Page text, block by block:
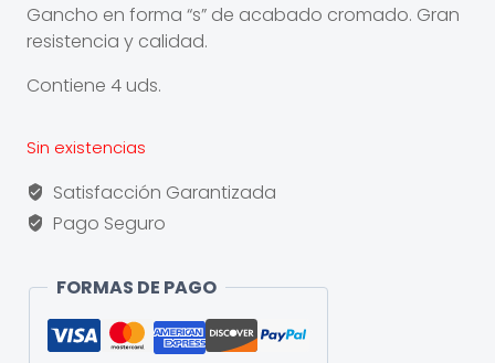
Gancho en forma “s” de acabado cromado. Gran
resistencia y calidad.
Contiene 4 uds.
Sin existencias
Satisfacción Garantizada
Pago Seguro
FORMAS DE PAGO